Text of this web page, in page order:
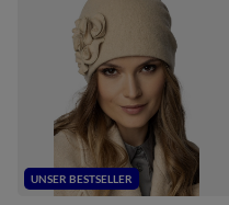
UNSER BESTSELLER